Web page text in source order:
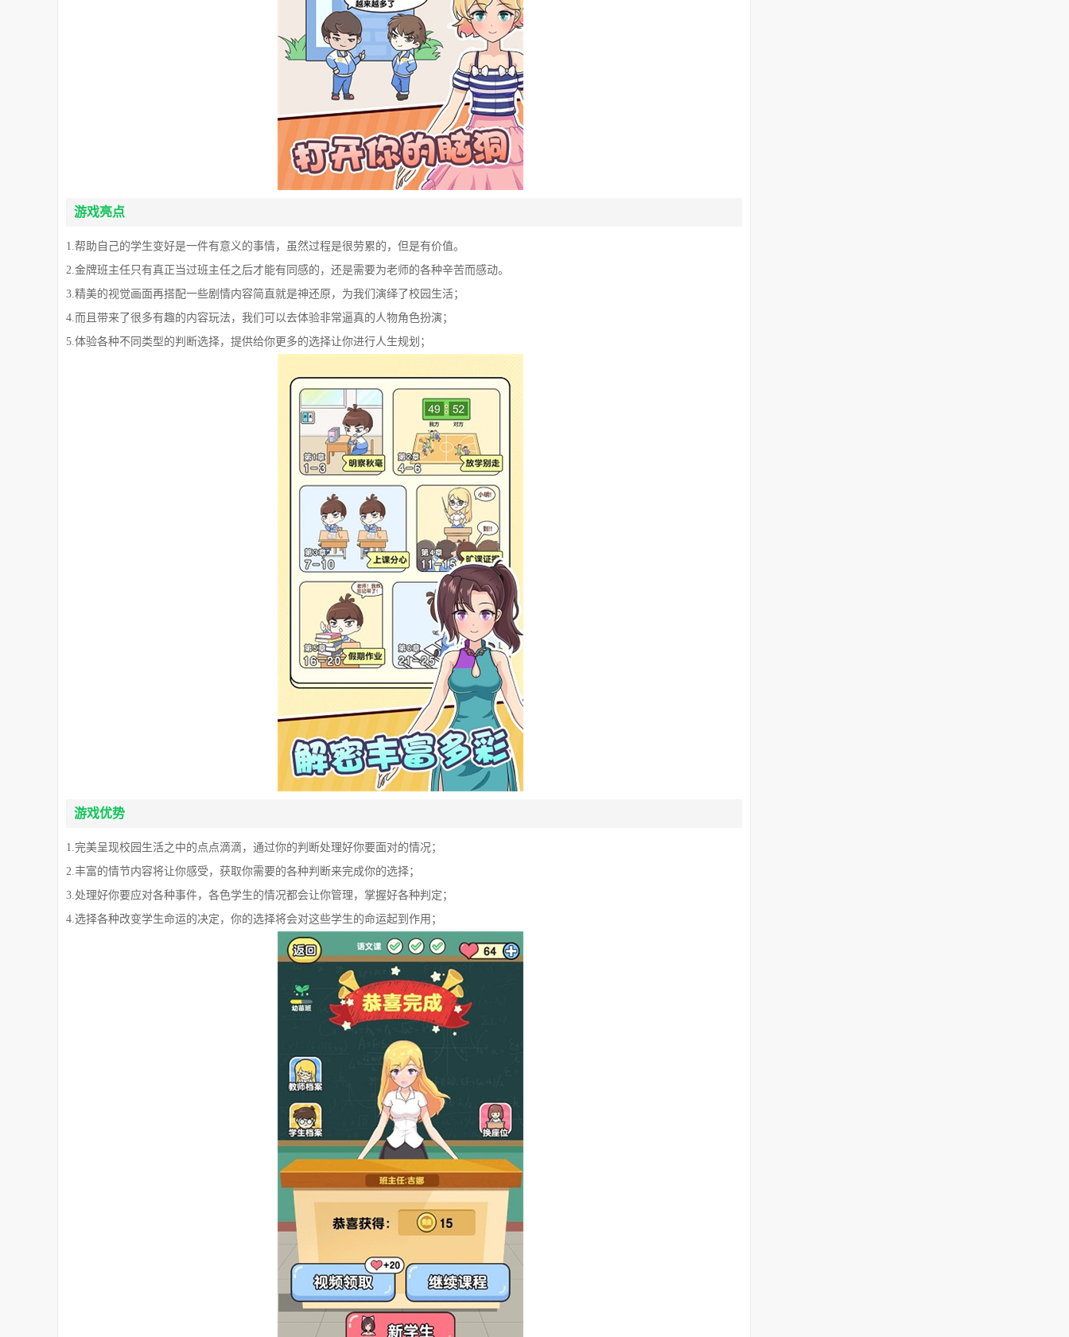
游戏亮点
1.帮助自己的学生变好是一件有意义的事情，虽然过程是很劳累的，但是有价值。
2.金牌班主任只有真正当过班主任之后才能有同感的，还是需要为老师的各种辛苦而感动。
3.精美的视觉画面再搭配一些剧情内容简直就是神还原，为我们演绎了校园生活；
4.而且带来了很多有趣的内容玩法，我们可以去体验非常逼真的人物角色扮演；
5.体验各种不同类型的判断选择，提供给你更多的选择让你进行人生规划；
游戏优势
1.完美呈现校园生活之中的点点滴滴，通过你的判断处理好你要面对的情况；
2.丰富的情节内容将让你感受，获取你需要的各种判断来完成你的选择；
3.处理好你要应对各种事件，各色学生的情况都会让你管理，掌握好各种判定；
4.选择各种改变学生命运的决定，你的选择将会对这些学生的命运起到作用；